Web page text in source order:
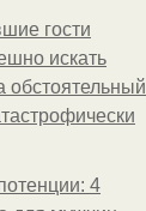
гости
искать
обстоятельный
4